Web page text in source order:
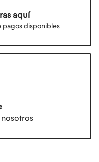
aquí
pagos disponibles